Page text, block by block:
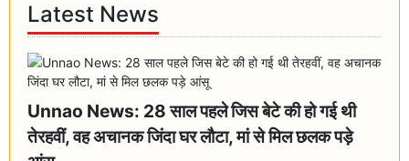
Latest News
Unnao News: 28 साल पहले जिस बेटे की हो गई थी
तेरहवीं, वह अचानक जिंदा घर लौटा, मां से मिल छलक पड़े